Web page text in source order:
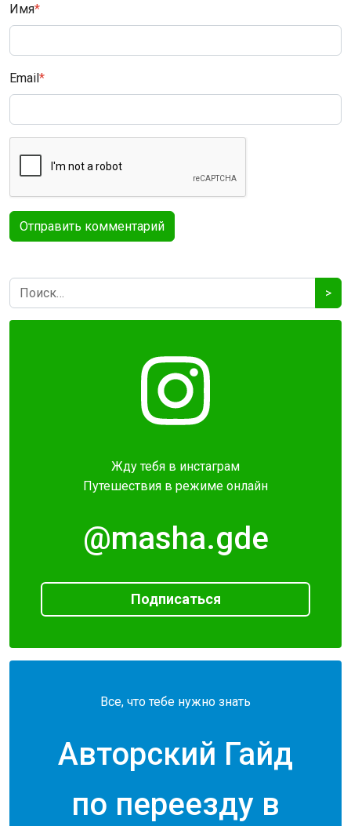
Имя*
Email*
>
Жду тебя в инстаграм
Путешествия в режиме онлайн
@masha.gde
Подписаться
Все, что тебе нужно знать
Авторский Гайд
по переезду в